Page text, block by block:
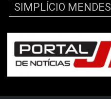
SIMPLÍCIO MENDES